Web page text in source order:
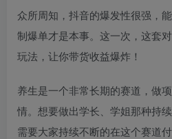
众所周知，抖音的爆发性很强，
制爆单才是本事。这一次，这套
玩法，让你带货收益爆炸！
养生是一个非常长期的赛道，做
情。想要做出学长、学姐那种持
需要大家持续不断的在这个赛道付